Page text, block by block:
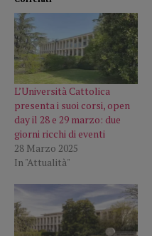
L’Università Cattolica
presenta i suoi corsi, open
day il 28 e 29 marzo: due
giorni ricchi di eventi
28 Marzo 2025
In "Attualità"